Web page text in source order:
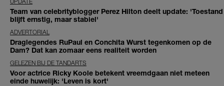
Team van celebrityblogger Perez Hilton deelt update: 'Toestand
blijft ernstig, maar stabiel'
ADVERTORIAL
Draglegendes RuPaul en Conchita Wurst tegenkomen op de
Dam? Dat kan zomaar eens realiteit worden
GELEZEN BIJ DE TANDARTS
Voor actrice Ricky Koole betekent vreemdgaan niet meteen
einde huwelijk: 'Leven is kort'